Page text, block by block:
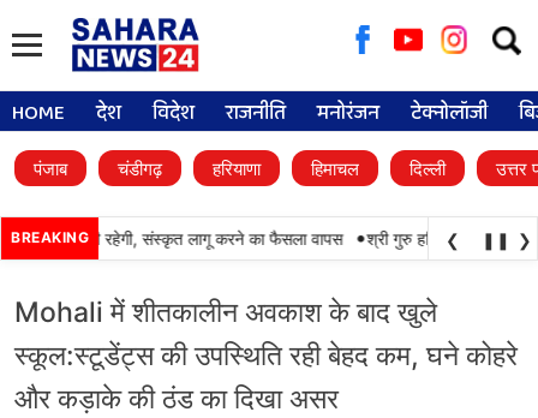
for:
HOME देश विदेश राजनीति मनोरंजन टेक्नोलॉजी
पंजाब चंडीगढ़ हरियाणा हिमाचल दिल्ली उत्तर
BREAKING
की पढ़ाई जारी रहेगी, संस्कृत लागू करने का फैसला वापस • श्री गुरु हरिकृष्ण साहिब जी के
❮ ❚❚ ❯
Mohali में शीतकालीन अवकाश के बाद खुले
स्कूल:स्टूडेंट्स की उपस्थिति रही बेहद कम, घने कोहरे
और कड़ाके की ठंड का दिखा असर